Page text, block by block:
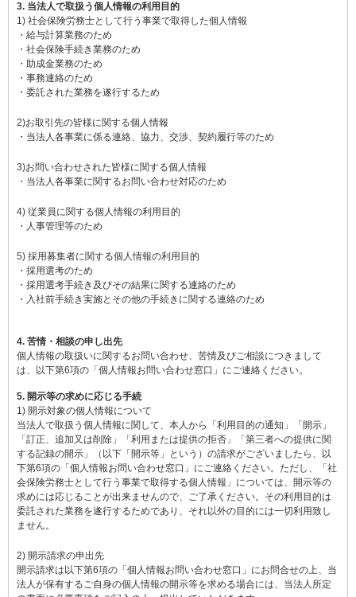
3. 当法人で取扱う個人情報の利用目的
1) 社会保険労務士として行う事業で取得した個人情報
・給与計算業務のため
・社会保険手続き業務のため
・助成金業務のため
・事務連絡のため
・委託された業務を遂行するため
2)お取引先の皆様に関する個人情報
・当法人各事業に係る連絡、協力、交渉、契約履行等のため
3)お問い合わせされた皆様に関する個人情報
・当法人各事業に関するお問い合わせ対応のため
4) 従業員に関する個人情報の利用目的
・人事管理等のため
5) 採用募集者に関する個人情報の利用目的
・採用選考のため
・採用選考手続き及びその結果に関する連絡のため
・入社前手続き実施とその他の手続きに関する連絡のため
4. 苦情・相談の申し出先
個人情報の取扱いに関するお問い合わせ、苦情及びご相談につきまして
は、以下第6項の「個人情報お問い合わせ窓口」にご連絡ください。
5. 開示等の求めに応じる手続
1) 開示対象の個人情報について
当法人で取扱う個人情報に関して、本人から「利用目的の通知」「開示」
「訂正、追加又は削除」「利用または提供の拒否」「第三者への提供に関
する記録の開示」（以下「開示等」という）の請求がございましたら、以
下第6項の「個人情報お問い合わせ窓口」にご連絡ください。ただし、「社
会保険労務士として行う事業で取得する個人情報」については、開示等の
求めには応じることが出来ませんので、ご了承ください。その利用目的は
委託された業務を遂行するためであり、それ以外の目的には一切利用致し
ません。
2) 開示請求の申出先
開示請求は以下第6項の「個人情報お問い合わせ窓口」にお問合せの上、当
法人が保有するご自身の個人情報の開示等を求める場合には、当法人所定